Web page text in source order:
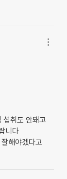
섭취도 안돼고
니다
해야겠다고